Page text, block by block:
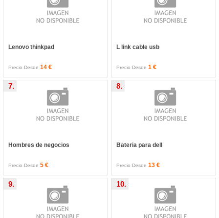
Lenovo thinkpad
Precio Desde14 €
L link cable usb
Precio Desde 1 €
Hombres de negocios
7.
Precio Desde5 €
Bateria para dell
8.
Precio Desde 13 €
9. 10.